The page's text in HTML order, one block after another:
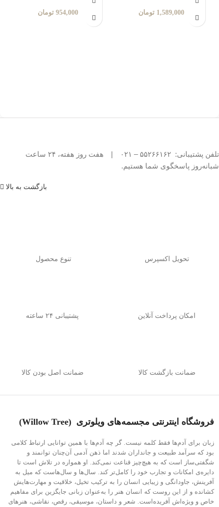
1,589,000 تومان 954,000 تومان
تلفن پشتیبانی: ۵۵۲۶۶۱۶۲ – ۰۲۱ |
هفت روز هفته، ۲۴ ساعت
شبانه‌روز پاسخگوی شما هستیم.
بازگشت به بالا
تحویل اکسپرس تنوع محصول
امکان پرداخت آنلاین پشتیبانی ۲۴ ساعته
ضمانت بازگشت کالا ضمانت اصل بودن کالا
فروشگاه اینترنتی مجسمه‌های ویلوتری (Willow Tree
)
زبان برای آدم‌ها فقط کلمه نیست. گر چه آدم‌ها با همین توانایی ارتباط کلامی
بود که سرآمد طبیعت و جانداران شدند اما ذهن آدمی آن‌چنان توانمند و
شگفتی‌ساز است که به هیچ‌چیز قناعت نمی‌کند. او همواره در تلاش است تا
دایره‌ی امکانات و تجارب خود را کامل‌تر کند. سال‌ها و سال‌هاست که میل به
آفرینش، جاودانگی و زیبایی انسان را به ترکیب تخیل، خلاقیت و مهارت‌هایش
کشانده و از این روست که انسان هنر را به‌عنوان زبانی جایگزین برای مفاهیم
خاص و ویژ‌ه‌اش آفریده‌است. شعر و داستان، موسیقی، رقص، نقاشی، هنرهای